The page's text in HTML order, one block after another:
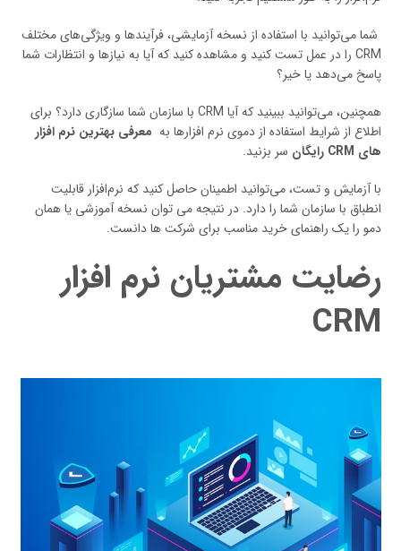
شما می‌توانید با استفاده از نسخه آزمایشی، فرآیندها و ویژگی‌های مختلف
CRM را در عمل تست کنید و مشاهده کنید که آیا به نیازها و انتظارات شما
پاسخ می‌دهد یا خیر؟
همچنین، می‌توانید ببینید که آیا CRM با سازمان شما سازگاری دارد؟ برای
اطلاع از شرایط استفاده از دموی نرم افزارها به معرفی بهترین نرم افزار
های CRM رایگان سر بزنید.
با آزمایش و تست، می‌توانید اطمینان حاصل کنید که نرم‌افزار قابلیت
انطباق با سازمان شما را دارد. در نتیجه می توان نسخه آموزشی یا همان
دمو را یک راهنمای خرید مناسب برای شرکت ها دانست.
رضایت مشتریان نرم افزار
CRM